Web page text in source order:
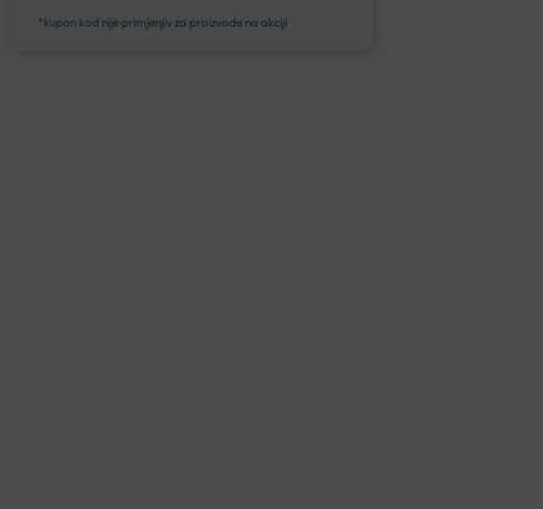
*kupon kod nije primjenjiv za proizvode na akciji